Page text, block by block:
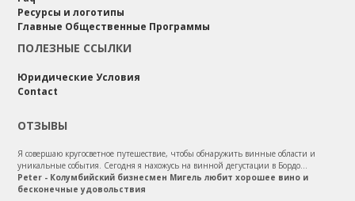
Ресурсы и логотипы
Главные Общественные Программы
ПОЛЕЗНЫЕ ССЫЛКИ
Юридические Условия
Contact
ОТЗЫВЫ
Я совершаю кругосветное путешествие, чтобы обнаружить винные области и
уникальные события. Сегодня я нахожусь на винной дегустации в Бордо...
Peter - Колумбийский бизнесмен Мигель любит хорошее вино и
бесконечные удовольствия